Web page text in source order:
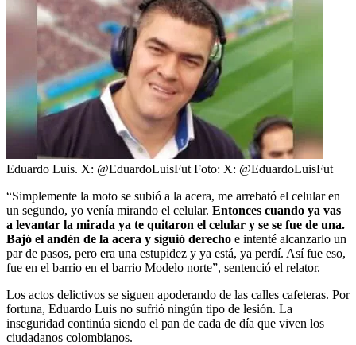
Eduardo Luis. X: @EduardoLuisFut Foto: X: @EduardoLuisFut
“Simplemente la moto se subió a la acera, me arrebató el celular en
un segundo, yo venía mirando el celular. Entonces cuando ya vas
a levantar la mirada ya te quitaron el celular y se se fue de una.
Bajó el andén de la acera y siguió derecho e intenté alcanzarlo un
par de pasos, pero era una estupidez y ya está, ya perdí. Así fue eso,
fue en el barrio en el barrio Modelo norte”, sentenció el relator.
Los actos delictivos se siguen apoderando de las calles cafeteras. Por
fortuna, Eduardo Luis no sufrió ningún tipo de lesión. La
inseguridad continúa siendo el pan de cada de día que viven los
ciudadanos colombianos.